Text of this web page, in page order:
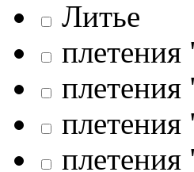
Литье
плетения